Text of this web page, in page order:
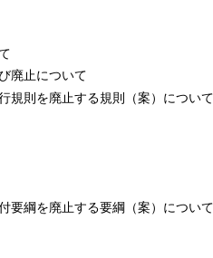
廃止について
規則を廃止する規則（案）について
要綱を廃止する要綱（案）について